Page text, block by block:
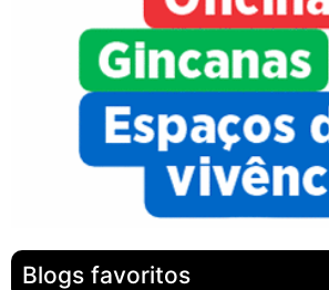
Blogs favoritos